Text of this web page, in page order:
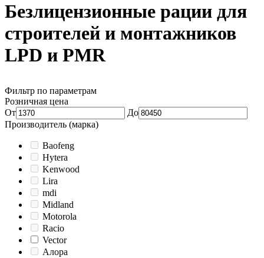
Безлицензионные рации для
строителей и монтажников
LPD и PMR
Фильтр по параметрам
Розничная цена
От
До
Производитель (марка)
Baofeng
Hytera
Kenwood
Lira
mdi
Midland
Motorola
Racio
Vector
Алора